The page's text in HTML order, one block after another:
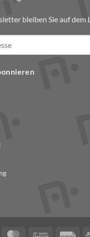
bleiben Sie auf dem
Visa MasterCardBank